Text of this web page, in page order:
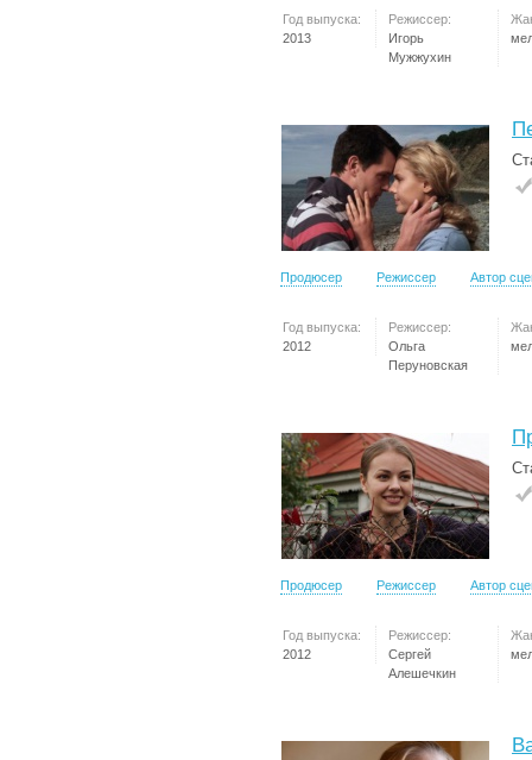
Год выпуска:
2013
Режиссер:
Игорь
Мужжухин
Продюсер Режиссер Автор
Год выпуска:
2012
Режиссер:
Ольга
Перуновская
Продюсер Режиссер Автор
Год выпуска:
2012
Режиссер:
Сергей
Алешечкин